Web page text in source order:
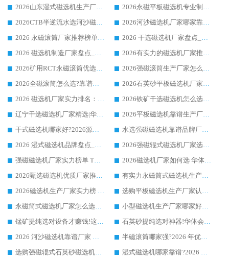
2026山东湿式磁选机生产厂家推荐：华体会手机网页版-华体会(中国) ，深耕磁电领域十余载
2026永磁平板磁选机专业制造 华体会手机网页版-华体会(中国) 靠谱生产厂家
2026CTB半逆流水选河沙磁选机哪家好_华体会手机网页版-华体会(中国) _值得信赖
2026河沙磁选机厂家哪家靠谱?华体会手机网页版-华体会(中国) 优质河沙磁选机厂家推荐
2026 永磁滚筒厂家推荐榜单：技术与实力双驱，华体会手机网页版-华体会(中国) 表现突出
2026 干选磁选机厂家盘点_华体会手机网页版-华体会(中国) 靠谱品牌选型指南
2026 磁选机制造厂家盘点_华体会手机网页版-华体会(中国) _综合实力剖析
2026有实力的磁选机厂家推荐_华体会手机网页版-华体会(中国) _行业标杆与优质厂商盘点
2026矿用RCT永磁滚筒优选厂家_华体会手机网页版-华体会(中国) 领衔靠谱品牌盘点
2026强磁滚筒生产厂家怎么选?行业口碑推荐华体会手机网页版-华体会(中国)
2026全磁滚筒怎么选?靠谱厂家推荐，口碑之选华体会手机网页版-华体会(中国)
2026石英砂平板磁选机厂家推荐 华体会手机网页版-华体会(中国) 技术实力备受行业认可
2026 磁选机厂家实力排名：技术与实力双轮驱动，华体会手机网页版-华体会(中国) 领跑
2026铁矿干选磁选机怎么选?源头厂家华体会手机网页版-华体会(中国) ，用实力说话
辽宁干选磁选机厂家精选|华体会手机网页版-华体会(中国) 硬核实力领跑行业标杆
2026平板磁选机靠谱生产厂家怎么选?行业标杆华体会手机网页版-华体会(中国) ，凭硬实力脱颖而出
干式磁选机哪家好?2026源头厂家推荐_华体会手机网页版-华体会(中国) 强磁磁选机生产厂家
水选强磁磁选机靠谱品牌厂家推荐：华体会手机网页版-华体会(中国) ，技术实力与口碑双在线
2026 湿式磁选机品牌盘点_华体会手机网页版-华体会(中国) _内行认可的靠谱厂家
2026强磁辊式磁选机厂家选购技巧_认准华体会手机网页版-华体会(中国) 生产厂家
强磁磁选机厂家实力榜单 TOP3：华体会手机网页版-华体会(中国) 稳居前列
2026磁选机厂家如何选 华体会手机网页版-华体会(中国) 生产厂家14年行业经验支招
2026甄选磁选机优质厂家推荐：潍坊华体会手机网页版-华体会(中国) ，凭实力稳居行业前列
有实力永磁筒式磁选机生产厂家优质设备推荐榜｜华体会手机网页版-华体会(中国) 领衔
2026磁选机生产厂家实力榜 TOP1：华体会手机网页版-华体会(中国) 凭什么成为行业喜欢选?
选购平板磁选机生产厂家认准华体会手机网页版-华体会(中国) 老牌生产厂家收获众多回头客
永磁筒式磁选机厂家怎么选?14 年老厂华体会手机网页版-华体会(中国) 凭实力出圈，这 5 大优势太圈粉
小型磁选机生产厂家哪家好?2026 年实测推荐，华体会手机网页版-华体会(中国) 十年口碑厂值得闭眼入
锰矿提纯选对设备才赚钱!这家临朐厂家的强磁辊磁选机凭啥成行业标杆?
石英砂提纯选对神器!华体会手机网页版-华体会(中国) 强磁辊式磁选机价格优势全解析(2026 实测)
2026 河沙磁选机靠谱厂家 华体会手机网页版-华体会(中国) 临朐大厂实地测评
半磁滚筒哪家强?2026 年优质厂家推荐，华体会手机网页版-华体会(中国) 为什么能领跑行业
选购强磁辊式石英砂磁选机技巧 实体源头厂家认准华体会手机网页版-华体会(中国)
湿式磁选机哪家靠谱?2026 实测推荐，潍坊华体会手机网页版-华体会(中国) 凭实力稳居榜首